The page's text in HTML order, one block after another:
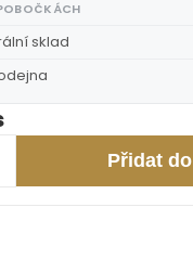
sklad
Přidat